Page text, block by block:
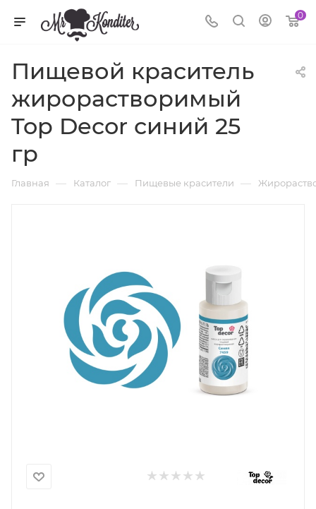
0
Пищевой краситель
жирорастворимый
Top Decor синий 25
гр
Главная — Каталог — Пищевые красители —